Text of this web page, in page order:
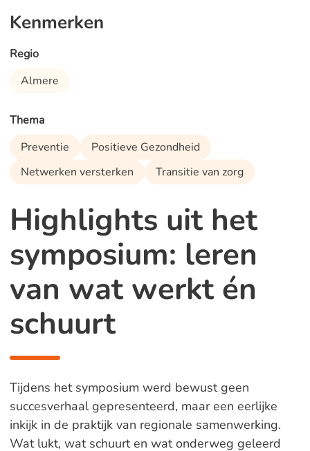
Highlights uit het
symposium: leren
van wat werkt én
schuurt
Tijdens het symposium werd bewust geen
succesverhaal gepresenteerd, maar een eerlijke
inkijk in de praktijk van regionale samenwerking.
Wat lukt, wat schuurt en wat onderweg geleerd
Kenmerken
Regio
Almere
Thema
Preventie
Positieve Gezondheid
Netwerken versterken
Transitie van zorg